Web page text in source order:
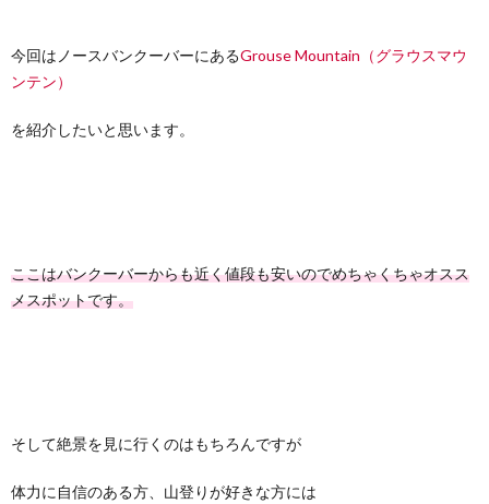
て
Iつ
問
今回はノースバンクーバーにあるGrouse Mountain（グラウスマウ
ンテン）
を紹介したいと思います。
ここはバンクーバーからも近く値段も安いのでめちゃくちゃオスス
メスポットです。
そして絶景を見に行くのはもちろんですが
体力に自信のある方、山登りが好きな方には